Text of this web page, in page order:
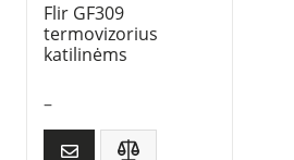
Flir GF309
termovizorius
katilinėms
–